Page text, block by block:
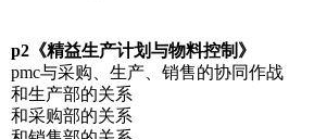
p2《精益生产计划与物料控制》
pmc与采购、生产、销售的协同作战
和生产部的关系
和采购部的关系